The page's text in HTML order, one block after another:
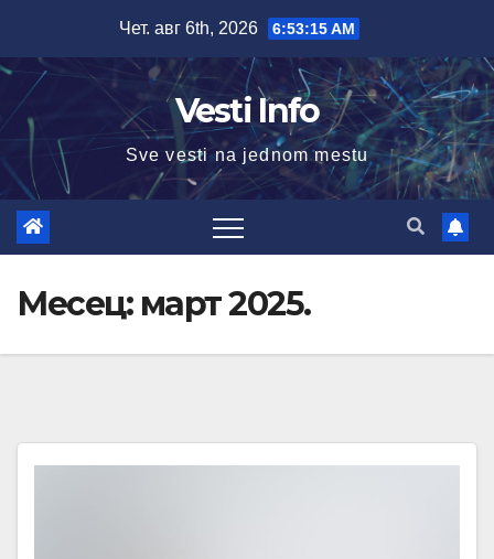
content
Чет. авг 6th, 2026 6:53:16 AM
Vesti Info
Sve vesti na jednom mestu
Месец: март 2025.